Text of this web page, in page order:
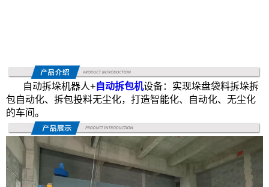
自动拆垛机器人+自动拆包机设备：实现垛盘袋料拆垛拆
包自动化、拆包投料无尘化，打造智能化、自动化、无尘化
的车间。